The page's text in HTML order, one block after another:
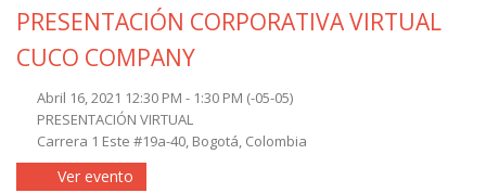
PRESENTACIÓN CORPORATIVA VIRTUAL
CUCO COMPANY
Abril 16, 2021 12:30 PM - 1:30 PM (-05-05)
PRESENTACIÓN VIRTUAL
Carrera 1 Este #19a-40, Bogotá, Colombia
Ver evento